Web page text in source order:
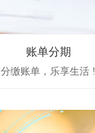
账单分期
分缴账单，乐享生活 !